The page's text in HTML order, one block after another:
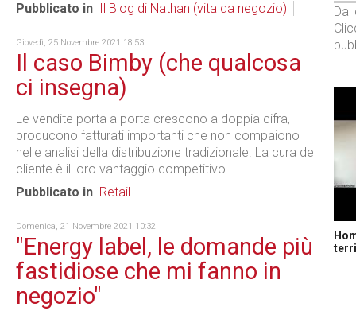
Pubblicato in
Il Blog di Nathan (vita da negozio)
Giovedì, 25 Novembre 2021 18:53
Il caso Bimby (che qualcosa
ci insegna)
Le vendite porta a porta crescono a doppia cifra,
producono fatturati importanti che non compaiono
nelle analisi della distribuzione tradizionale. La cura del
cliente è il loro vantaggio competitivo.
Pubblicato in Retail
Domenica, 21 Novembre 2021 10:32
"Energy label, le domande più
fastidiose che mi fanno in
negozio"